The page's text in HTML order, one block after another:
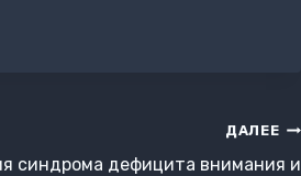
ДАЛЕЕ
синдрома дефицита внимания и